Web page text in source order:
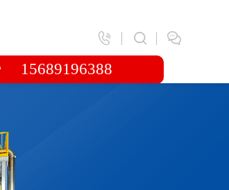
15689196388